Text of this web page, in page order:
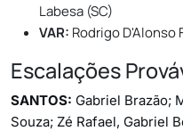
Labesa (SC)
VAR: Rodrigo D'Alonso
Escalações
SANTOS: Gabriel Brazão;
Souza; Zé Rafael, Gabriel